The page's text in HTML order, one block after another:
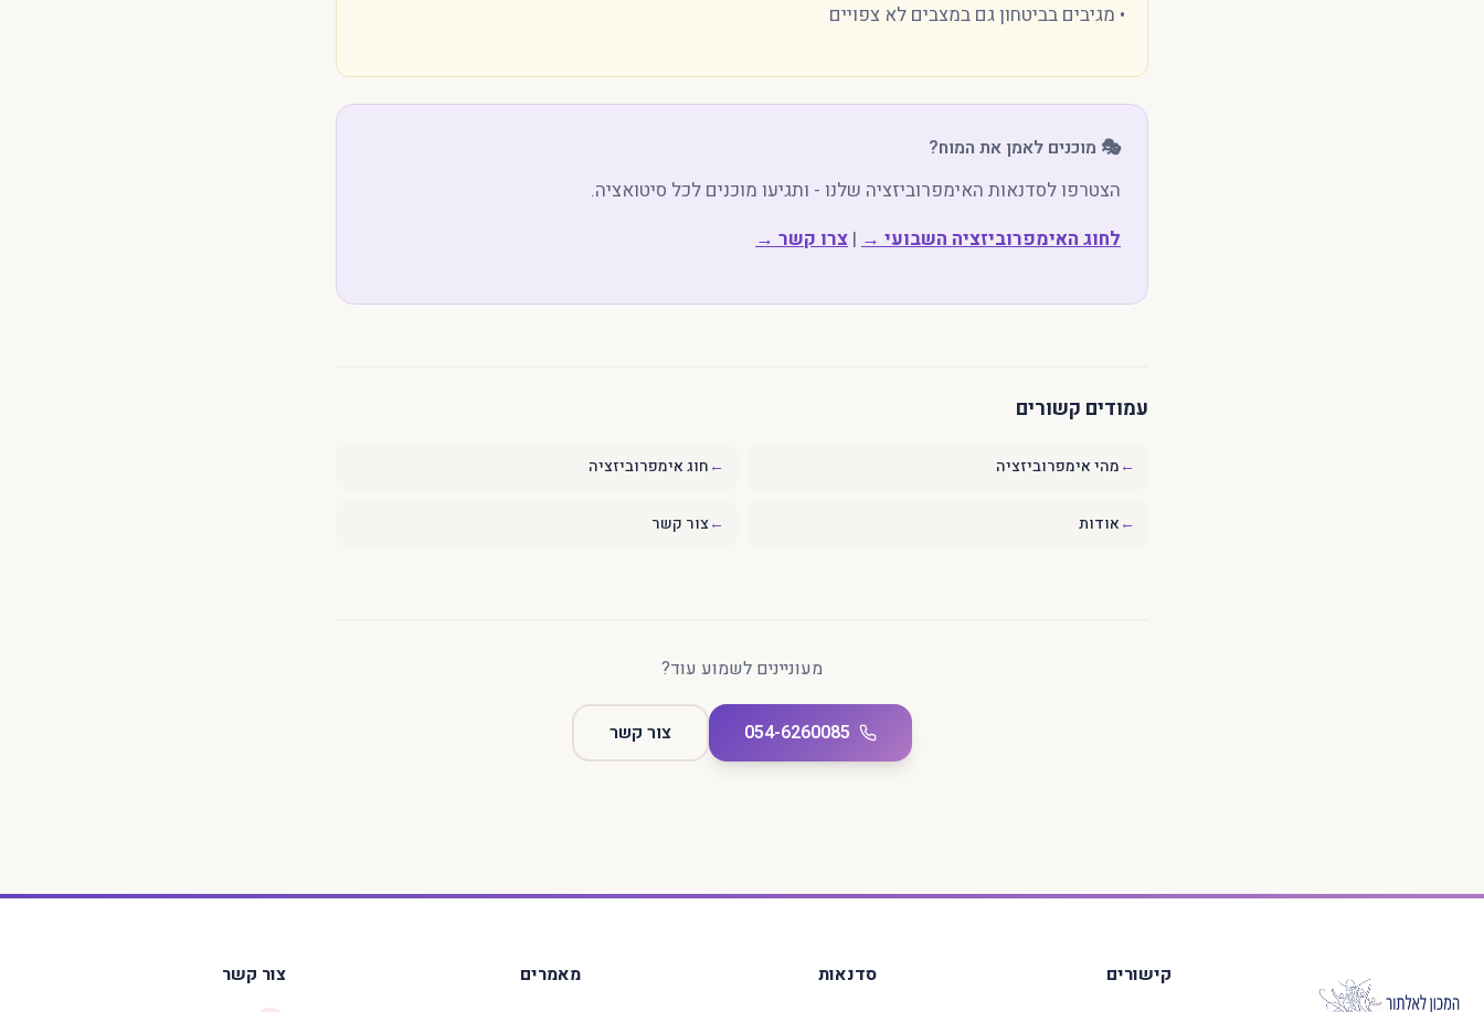
• מגיבים בביטחון גם במצבים לא צפויים
🎭 מוכנים לאמן את המוח?
הצטרפו לסדנאות האימפרוביזציה שלנו - ותגיעו מוכנים לכל סיטואציה.
לחוג האימפרוביזציה השבועי → | צרו קשר →
עמודים קשורים
←מהי אימפרוביזציה ←חוג אימפרוביזציה
←אודות ←צור קשר
מעוניינים לשמוע עוד?
054-6260085 צור קשר
קישורים סדנאות מאמרים צור קשר